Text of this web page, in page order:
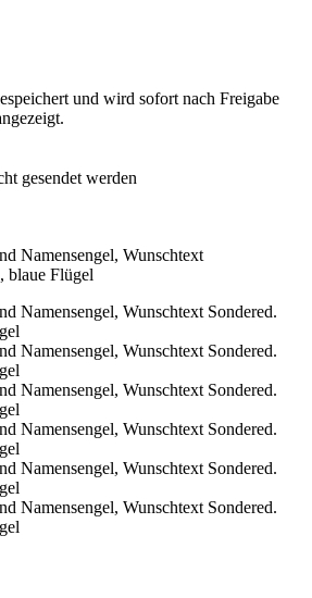
und wird sofort nach Freigabe
gesendet werden